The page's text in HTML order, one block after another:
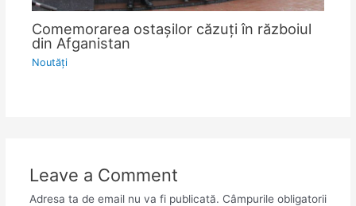
Comemorarea ostașilor căzuți în războiul
din Afganistan
Noutăţi
Leave a Comment
Adresa ta de email nu va fi publicată. Câmpurile obligatorii